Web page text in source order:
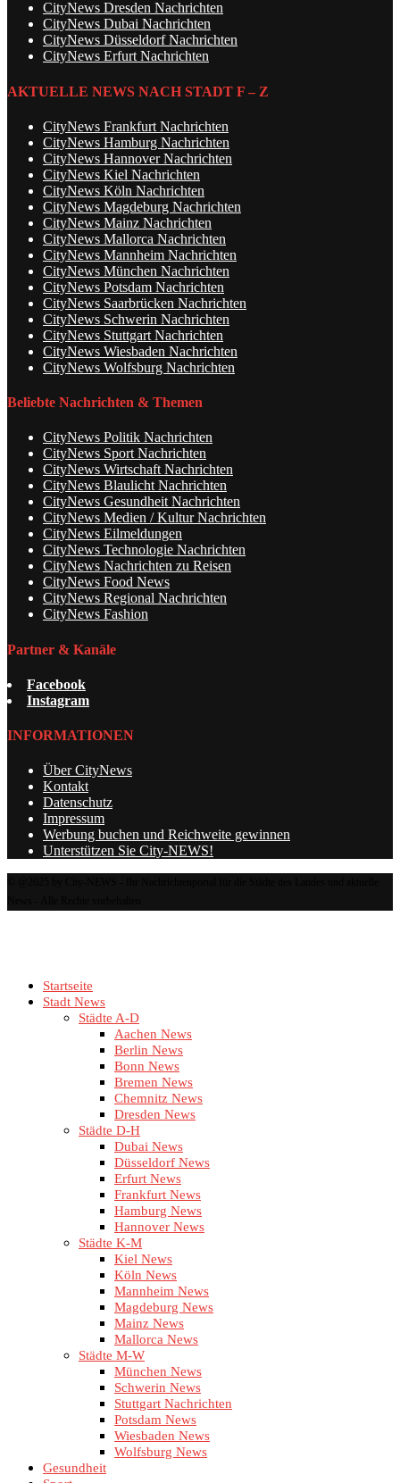
CityNews Dresden Nachrichten
CityNews Dubai Nachrichten
CityNews Düsseldorf Nachrichten
CityNews Erfurt Nachrichten
AKTUELLE NEWS NACH STADT F – Z
CityNews Frankfurt Nachrichten
CityNews Hamburg Nachrichten
CityNews Hannover Nachrichten
CityNews Kiel Nachrichten
CityNews Köln Nachrichten
CityNews Magdeburg Nachrichten
CityNews Mainz Nachrichten
CityNews Mallorca Nachrichten
CityNews Mannheim Nachrichten
CityNews München Nachrichten
CityNews Potsdam Nachrichten
CityNews Saarbrücken Nachrichten
CityNews Schwerin Nachrichten
CityNews Stuttgart Nachrichten
CityNews Wiesbaden Nachrichten
CityNews Wolfsburg Nachrichten
Beliebte Nachrichten & Themen
CityNews Politik Nachrichten
CityNews Sport Nachrichten
CityNews Wirtschaft Nachrichten
CityNews Blaulicht Nachrichten
CityNews Gesundheit Nachrichten
CityNews Medien / Kultur Nachrichten
CityNews Eilmeldungen
CityNews Technologie Nachrichten
CityNews Nachrichten zu Reisen
CityNews Food News
CityNews Regional Nachrichten
CityNews Fashion
Partner & Kanäle
Facebook
Instagram
INFORMATIONEN
Über CityNews
Kontakt
Datenschutz
Impressum
Werbung buchen und Reichweite gewinnen
Unterstützen Sie City-NEWS!
Startseite
Stadt News
Städte A-D
Aachen News
Berlin News
Bonn News
Bremen News
Chemnitz News
Dresden News
Städte D-H
Dubai News
Düsseldorf News
Erfurt News
Frankfurt News
Hamburg News
Hannover News
Städte K-M
Kiel News
Köln News
Mannheim News
Magdeburg News
Mainz News
Mallorca News
Städte M-W
München News
Schwerin News
Stuttgart Nachrichten
Potsdam News
Wiesbaden News
Wolfsburg News
Gesundheit